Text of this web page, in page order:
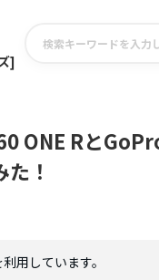
]
ONE Rと
！
用しています。